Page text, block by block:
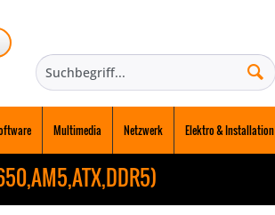
Multimedia Netzwerk Elektro & Installation